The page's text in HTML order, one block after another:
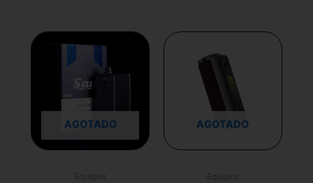
AGOTADO
Equipos
tiene
múltiples
variantes.
Las
opciones
pueden
AGOTADO
Equipos
producto
tiene
múltiples
variantes.
Las
pueden